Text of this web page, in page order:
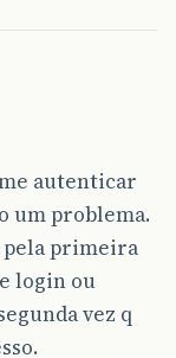
autenticar
um problema.
pela primeira
login ou
vez q